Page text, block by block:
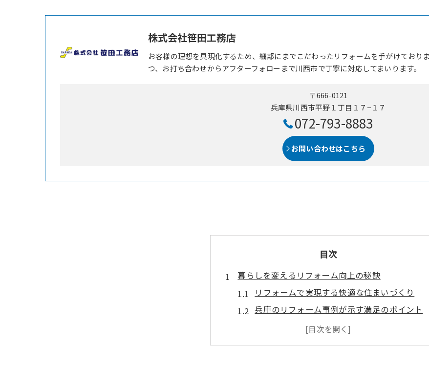
株式会社笹田工務店
お客様の理想を具現化するため、細部にまでこだわったリフォームを手がけており
つ、お打ち合わせからアフターフォローまで川西市で丁寧に対応してまいります。
〒666-0121
兵庫県川西市平野１丁目１７−１７
072-793-8883
お問い合わせはこちら
目次
暮らしを変えるリフォーム向上の秘訣
リフォームで実現する快適な住まいづくり
兵庫のリフォーム事例が示す満足のポイント
向上を叶えるリフォーム会社の選び方
リフォーム計画で暮らしに変化をもたらすコ